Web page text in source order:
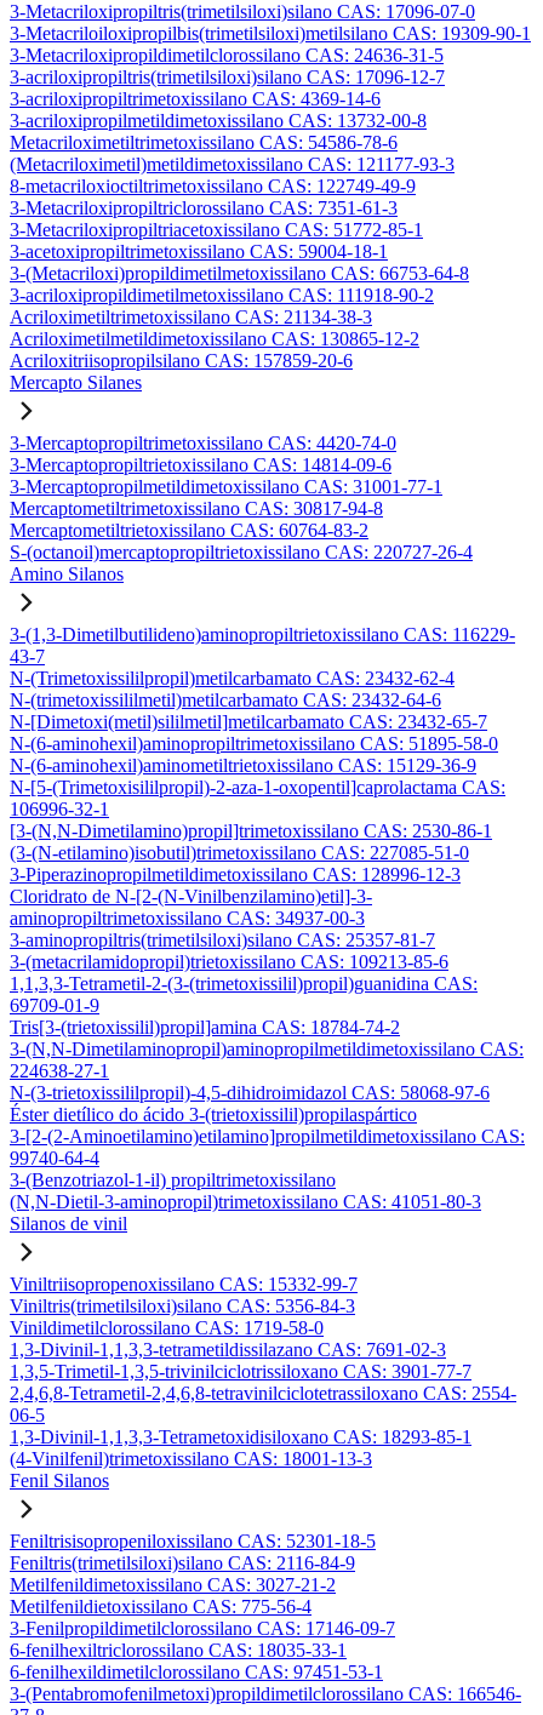
3-Metacriloxipropiltris(trimetilsiloxi)silano CAS: 17096-07-0
3-Metacriloiloxipropilbis(trimetilsiloxi)metilsilano CAS: 19309-90-1
3-Metacriloxipropildimetilclorossilano CAS: 24636-31-5
3-acriloxipropiltris(trimetilsiloxi)silano CAS: 17096-12-7
3-acriloxipropiltrimetoxissilano CAS: 4369-14-6
3-acriloxipropilmetildimetoxissilano CAS: 13732-00-8
Metacriloximetiltrimetoxissilano CAS: 54586-78-6
(Metacriloximetil)metildimetoxissilano CAS: 121177-93-3
8-metacriloxioctiltrimetoxissilano CAS: 122749-49-9
3-Metacriloxipropiltriclorossilano CAS: 7351-61-3
3-Metacriloxipropiltriacetoxissilano CAS: 51772-85-1
3-acetoxipropiltrimetoxissilano CAS: 59004-18-1
3-(Metacriloxi)propildimetilmetoxissilano CAS: 66753-64-8
3-acriloxipropildimetilmetoxissilano CAS: 111918-90-2
Acriloximetiltrimetoxissilano CAS: 21134-38-3
Acriloximetilmetildimetoxissilano CAS: 130865-12-2
Acriloxitriisopropilsilano CAS: 157859-20-6
Mercapto Silanes
3-Mercaptopropiltrimetoxissilano CAS: 4420-74-0
3-Mercaptopropiltrietoxissilano CAS: 14814-09-6
3-Mercaptopropilmetildimetoxissilano CAS: 31001-77-1
Mercaptometiltrimetoxissilano CAS: 30817-94-8
Mercaptometiltrietoxissilano CAS: 60764-83-2
S-(octanoil)mercaptopropiltrietoxissilano CAS: 220727-26-4
Amino Silanos
3-(1,3-Dimetilbutilideno)aminopropiltrietoxissilano CAS: 116229-
43-7
N-(Trimetoxissililpropil)metilcarbamato CAS: 23432-62-4
N-(trimetoxissililmetil)metilcarbamato CAS: 23432-64-6
N-[Dimetoxi(metil)sililmetil]metilcarbamato CAS: 23432-65-7
N-(6-aminohexil)aminopropiltrimetoxissilano CAS: 51895-58-0
N-(6-aminohexil)aminometiltrietoxissilano CAS: 15129-36-9
N-[5-(Trimetoxisililpropil)-2-aza-1-oxopentil]caprolactama CAS:
106996-32-1
[3-(N,N-Dimetilamino)propil]trimetoxissilano CAS: 2530-86-1
(3-(N-etilamino)isobutil)trimetoxissilano CAS: 227085-51-0
3-Piperazinopropilmetildimetoxissilano CAS: 128996-12-3
Cloridrato de N-[2-(N-Vinilbenzilamino)etil]-3-
aminopropiltrimetoxissilano CAS: 34937-00-3
3-aminopropiltris(trimetilsiloxi)silano CAS: 25357-81-7
3-(metacrilamidopropil)trietoxissilano CAS: 109213-85-6
1,1,3,3-Tetrametil-2-(3-(trimetoxissilil)propil)guanidina CAS:
69709-01-9
Tris[3-(trietoxissilil)propil]amina CAS: 18784-74-2
3-(N,N-Dimetilaminopropil)aminopropilmetildimetoxissilano CAS:
224638-27-1
N-(3-trietoxissililpropil)-4,5-dihidroimidazol CAS: 58068-97-6
Éster dietílico do ácido 3-(trietoxissilil)propilaspártico
3-[2-(2-Aminoetilamino)etilamino]propilmetildimetoxissilano CAS:
99740-64-4
3-(Benzotriazol-1-il) propiltrimetoxissilano
(N,N-Dietil-3-aminopropil)trimetoxissilano CAS: 41051-80-3
Silanos de vinil
Viniltriisopropenoxissilano CAS: 15332-99-7
Viniltris(trimetilsiloxi)silano CAS: 5356-84-3
Vinildimetilclorossilano CAS: 1719-58-0
1,3-Divinil-1,1,3,3-tetrametildissilazano CAS: 7691-02-3
1,3,5-Trimetil-1,3,5-trivinilciclotrissiloxano CAS: 3901-77-7
2,4,6,8-Tetrametil-2,4,6,8-tetravinilciclotetrassiloxano CAS: 2554-
06-5
1,3-Divinil-1,1,3,3-Tetrametoxidisiloxano CAS: 18293-85-1
(4-Vinilfenil)trimetoxissilano CAS: 18001-13-3
Fenil Silanos
Feniltrisisopropeniloxissilano CAS: 52301-18-5
Feniltris(trimetilsiloxi)silano CAS: 2116-84-9
Metilfenildimetoxissilano CAS: 3027-21-2
Metilfenildietoxissilano CAS: 775-56-4
3-Fenilpropildimetilclorossilano CAS: 17146-09-7
6-fenilhexiltriclorossilano CAS: 18035-33-1
6-fenilhexildimetilclorossilano CAS: 97451-53-1
3-(Pentabromofenilmetoxi)propildimetilclorossilano CAS: 166546-